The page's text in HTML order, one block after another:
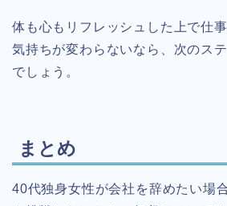
体も心もリフレッシュした上で仕
気持ちが変わらないなら、次のス
でしょう。
まとめ
40代独身女性が会社を辞めたい場